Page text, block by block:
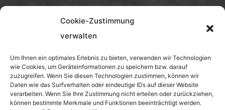
Cookie-Zustimmung
verwalten
Um Ihnen ein optimales Erlebnis zu bieten, verwenden wir Technologien
wie Cookies, um Geräteinformationen zu speichern bzw. darauf
zuzugreifen. Wenn Sie diesen Technologien zustimmen, können wir
Daten wie das Surfverhalten oder eindeutige IDs auf dieser Website
verarbeiten. Wenn Sie Ihre Zustimmung nicht erteilen oder zurückziehen,
können bestimmte Merkmale und Funktionen beeinträchtigt werden.